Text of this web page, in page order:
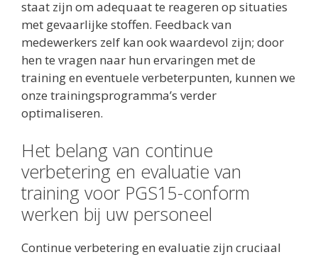
staat zijn om adequaat te reageren op situaties
met gevaarlijke stoffen. Feedback van
medewerkers zelf kan ook waardevol zijn; door
hen te vragen naar hun ervaringen met de
training en eventuele verbeterpunten, kunnen we
onze trainingsprogramma’s verder
optimaliseren.
Het belang van continue
verbetering en evaluatie van
training voor PGS15-conform
werken bij uw personeel
Continue verbetering en evaluatie zijn cruciaal